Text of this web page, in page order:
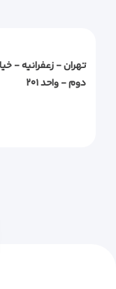
دوم - واحد ۲۰۱